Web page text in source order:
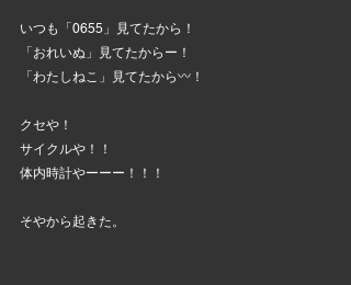
いつも「0655」見てたから！
「おれいぬ」見てたからー！
「わたしねこ」見てたから〰️！
クセや！
サイクルや！！
体内時計やーーー！！！
そやから起きた。